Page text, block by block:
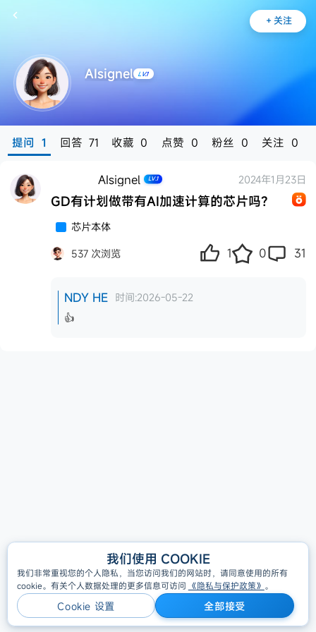
AIsignel LV.1
+ 关注
提问 1 回答 71 收藏 0 点赞 0 粉丝 0 关注 0
AIsignel LV.1 2024年1月23日
GD有计划做带有AI加速计算的芯片吗？
推
芯片本体
537 次浏览
1 0 31
NDY HE 时间:2026-05-22
👍
我们使用 COOKIE
我们非常重视您的个人隐私，当您访问我们的网站时，请同意使用的所有
cookie。有关个人数据处理的更多信息可访问 《隐私与保护政策》 。
Cookie 设置
全部接受
All Rights Reserved, Copyright © GigaDevice 2005-2026
隐私策略